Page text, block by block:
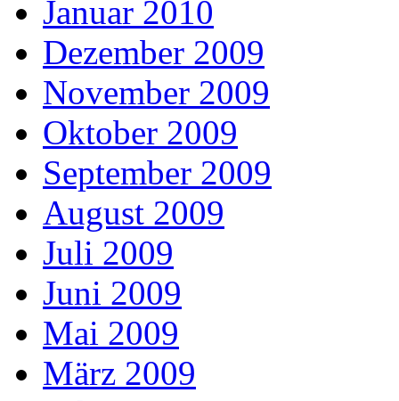
Januar 2010
Dezember 2009
November 2009
Oktober 2009
September 2009
August 2009
Juli 2009
Juni 2009
Mai 2009
März 2009